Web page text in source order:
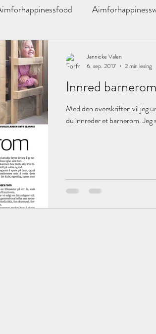
Åretsfarge
Blomingville Boligstyling blomster
candels
Innred
Med den overskriften vil jeg
du innreder et barnerom. Jeg
Jannicke Valen
6. sep. 2017
2 min lesing